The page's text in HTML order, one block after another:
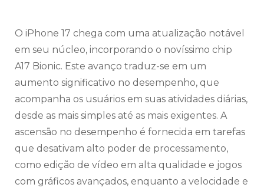
O iPhone 17 chega com uma atualização notável
em seu núcleo, incorporando o novíssimo chip
A17 Bionic. Este avanço traduz-se em um
aumento significativo no desempenho, que
acompanha os usuários em suas atividades diárias,
desde as mais simples até as mais exigentes. A
ascensão no desempenho é fornecida em tarefas
que desativam alto poder de processamento,
como edição de vídeo em alta qualidade e jogos
com gráficos avançados, enquanto a velocidade e